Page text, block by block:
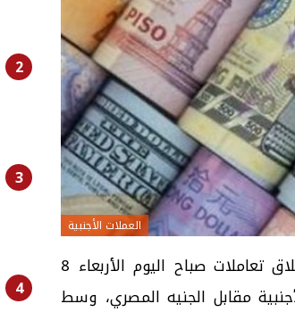
العملات الأجنبية
أعلنت البنوك العاملة في السوق المصرية، مع انطلاق تعاملات صباح اليوم الأربعاء 8
مقابل الجنيه المصري، وسط
2
3
4